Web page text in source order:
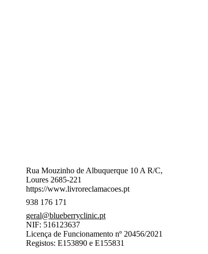
Rua Mouzinho de Albuquerque 10 A R/C,
Loures 2685-221
https://www.livroreclamacoes.pt
938 176 171
geral@blueberryclinic.pt
NIF: 516123637
Licença de Funcionamento nº 20456/2021
Registos: E153890 e E155831